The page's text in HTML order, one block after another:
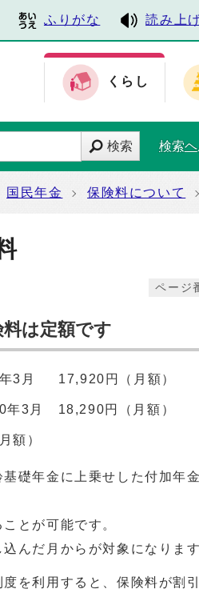
ふりがな 読み上
くらし
検索 検索
国民年金 保険料について
ページ
は定額です
年3月 17,920円（月額）
年3月 18,290円（月額）
額）
礎年金に上乗せした付加年
とが可能です。
んだ月からが対象になりま
を利用すると、保険料が割